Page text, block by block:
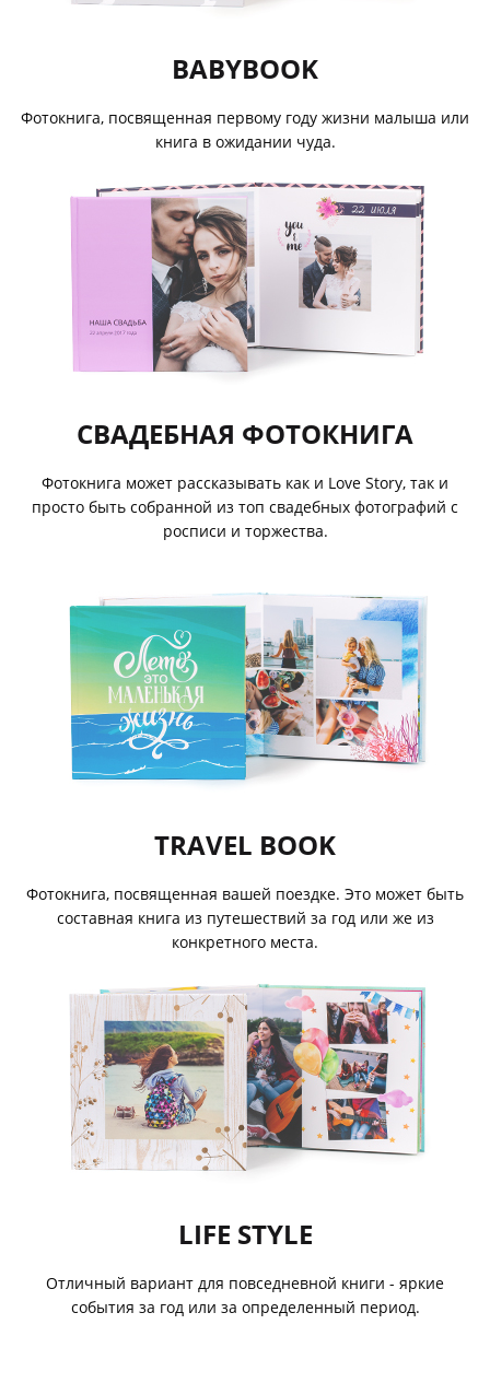
BABYBOOK
Фотокнига, посвященная первому году жизни малыша или
книга в ожидании чуда.
СВАДЕБНАЯ ФОТОКНИГА
Фотокнига может рассказывать как и Love Story, так и
просто быть собранной из топ свадебных фотографий с
росписи и торжества.
TRAVEL BOOK
Фотокнига, посвященная вашей поездке. Это может быть
составная книга из путешествий за год или же из
конкретного места.
LIFE STYLE
Отличный вариант для повседневной книги - яркие
события за год или за определенный период.